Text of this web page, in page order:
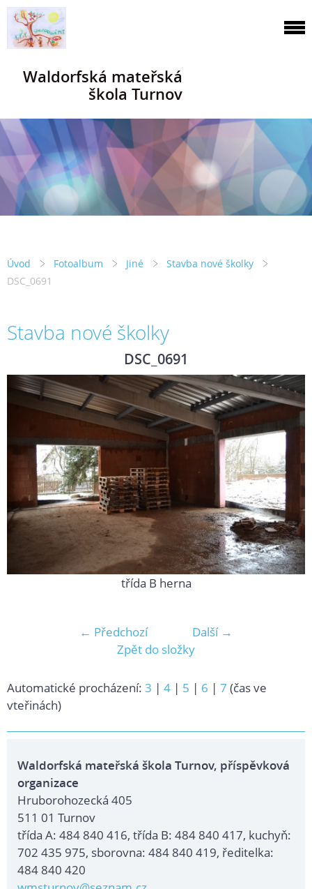
Waldorfská mateřská
škola Turnov
Úvod Fotoalbum Jiné
Stavba nové školky
DSC_0691
Stavba nové školky
DSC_0691
třída B herna
← Předchozí
Další →
Zpět do složky
Automatické procházení: 3 | 4 | 5 | 6 | 7 (čas ve
vteřinách)
Waldorfská mateřská škola Turnov, příspěvková
organizace
Hruborohozecká 405
511 01 Turnov
třída A: 484 840 416, třída B: 484 840 417, kuchyň:
702 435 975, sborovna: 484 840 419, ředitelka:
484 840 420